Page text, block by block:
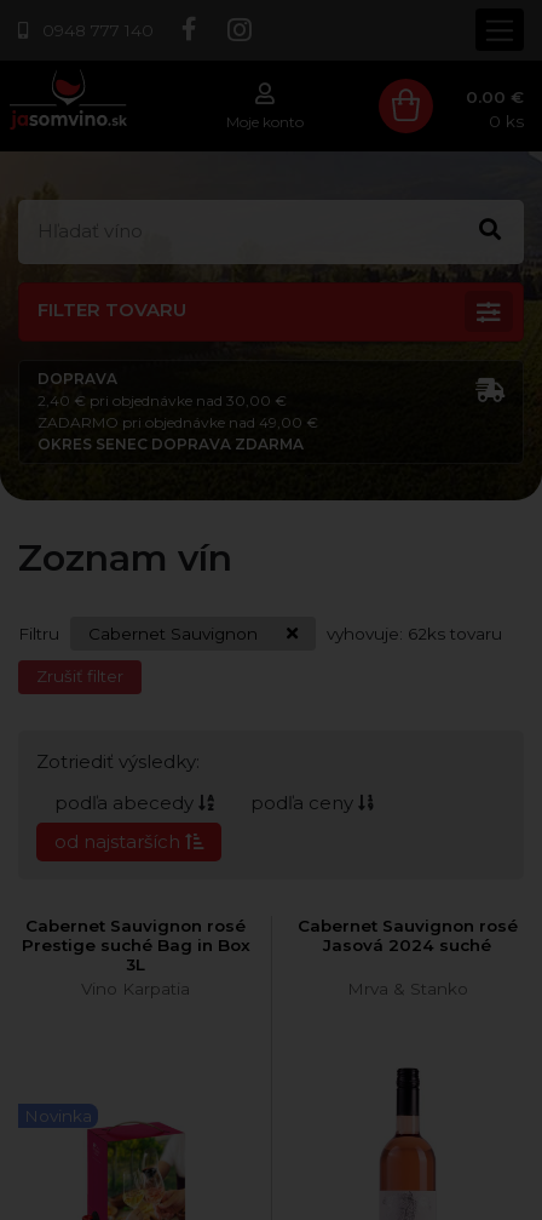
0948 777 140
Moje konto
0.00 €
0 ks
FILTER TOVARU
DOPRAVA
2,40 € pri objednávke nad 30,00 €
ZADARMO pri objednávke nad 49,00 €
OKRES SENEC DOPRAVA ZDARMA
Zoznam vín
Filtru Cabernet Sauvignon vyhovuje: 62ks tovaru
Zrušiť filter
Zotriediť výsledky:
podľa abecedy
podľa ceny
od najstarších
Cabernet Sauvignon rosé
Prestige suché Bag in Box
3L
Vino Karpatia
Novinka
Cabernet Sauvignon rosé
Jasová 2024 suché
Mrva & Stanko